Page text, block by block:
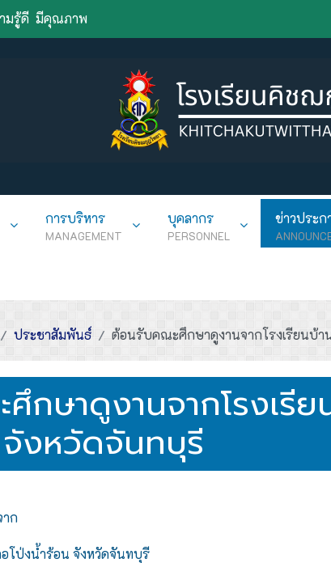
มรู้ดี มีคุณภาพ
การบริหาร
MANAGEMENT
บุคลากร
PERSONNEL
ข่าวประก
ประชาสัมพันธ์ ต้อนรับคณะศึกษาดูงานจากโรงเรียนบ้
กษาดูงานจากโรงเรี
งหวัดจันทบุรี
ก
โป่งน้ำร้อน จังหวัดจันทบุรี